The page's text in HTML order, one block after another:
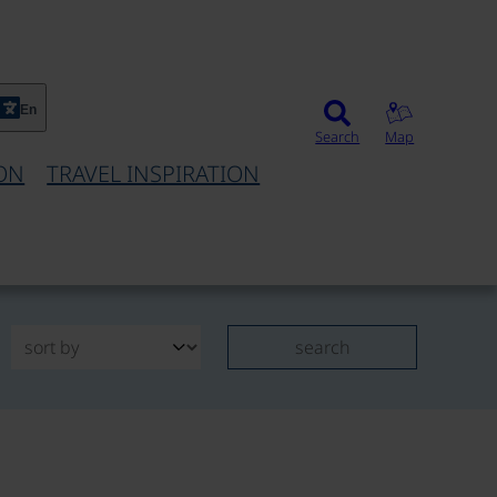
En
TRAVEL INSPIRATION
Search Map
search